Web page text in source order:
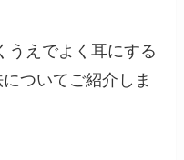
うえでよく耳にする
ついてご紹介しま